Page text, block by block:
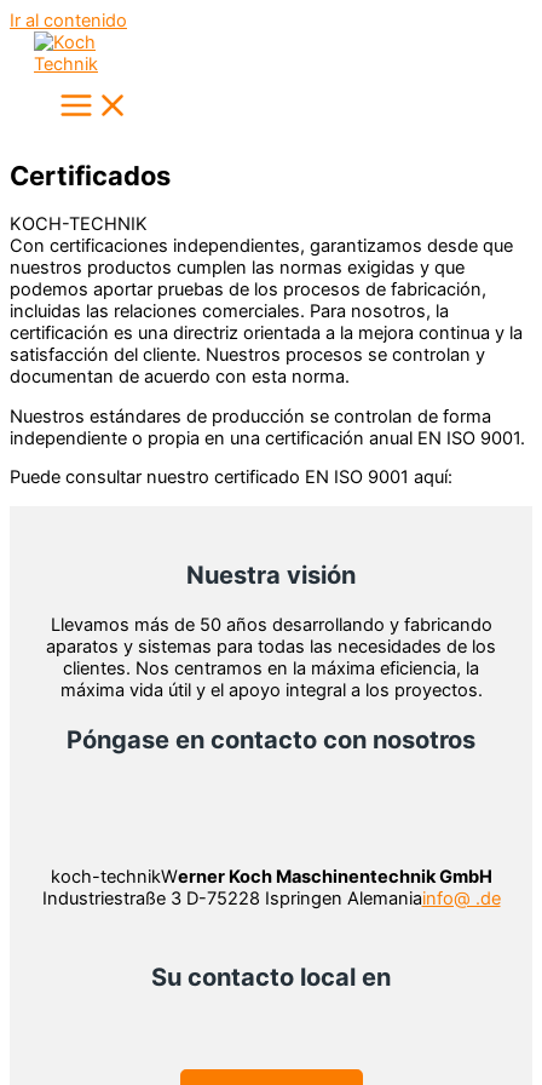
Ir al contenido
Certificados
KOCH-TECHNIK
Con certificaciones independientes, garantizamos desde que
nuestros productos cumplen las normas exigidas y que
podemos aportar pruebas de los procesos de fabricación,
incluidas las relaciones comerciales. Para nosotros, la
certificación es una directriz orientada a la mejora continua y la
satisfacción del cliente. Nuestros procesos se controlan y
documentan de acuerdo con esta norma.
Nuestros estándares de producción se controlan de forma
independiente o propia en una certificación anual EN ISO 9001.
Puede consultar nuestro certificado EN ISO 9001 aquí:
Nuestra visión
Llevamos más de 50 años desarrollando y fabricando
aparatos y sistemas para todas las necesidades de los
clientes. Nos centramos en la máxima eficiencia, la
máxima vida útil y el apoyo integral a los proyectos.
Póngase en contacto con nosotros
koch-technikWerner Koch Maschinentechnik GmbH
Industriestraße 3 D-75228 Ispringen Alemaniainfo@ .de
Su contacto local en